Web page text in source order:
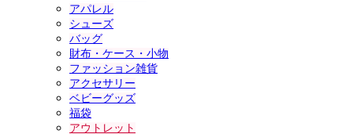
アパレル
シューズ
バッグ
財布・ケース・小物
ファッション雑貨
アクセサリー
ベビーグッズ
福袋
アウトレット